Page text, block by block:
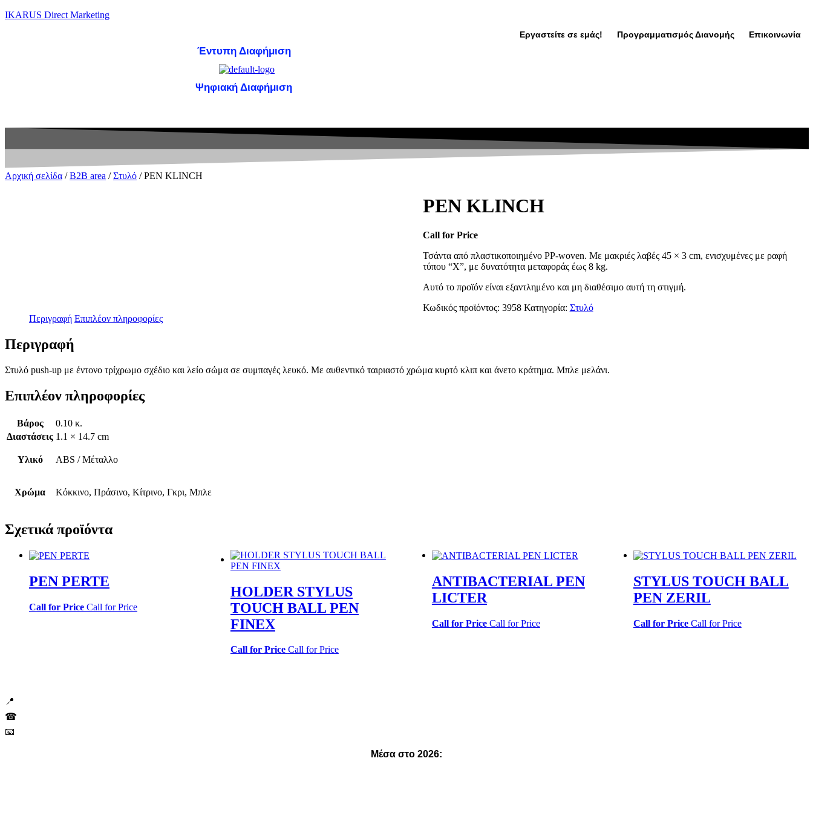
IKARUS Direct Marketing
Εργαστείτε σε εμάς! Προγραμματισμός Διανομής Επικοινωνία
Έντυπη Διαφήμιση
Ψηφιακή Διαφήμιση
Αρχική σελίδα /B2B area /Στυλό / PEN KLINCH
PEN KLINCH
Call for Price
Τσάντα από πλαστικοποιημένο PP-woven. Με μακριές λαβές 45 × 3 cm, ενισχυμένες με ραφή
τύπου “X”, με δυνατότητα μεταφοράς έως 8 kg.
Αυτό το προϊόν είναι εξαντλημένο και μη διαθέσιμο αυτή τη στιγμή.
Κωδικός προϊόντος: 3958 Κατηγορία: Στυλό
Περιγραφή Επιπλέον πληροφορίες
Περιγραφή
Στυλό push-up με έντονο τρίχρωμο σχέδιο και λείο σώμα σε συμπαγές λευκό. Με αυθεντικό ταιριαστό χρώμα κυρτό κλιπ και άνετο κράτημα. Μπλε μελάνι.
Επιπλέον πληροφορίες
Βάρος
0.10 κ.
Διαστάσεις 1.1 × 14.7 cm
Υλικό ABS / Μέταλλο
Χρώμα Κόκκινο, Πράσινο, Κίτρινο, Γκρι, Μπλε
Σχετικά προϊόντα
PEN PERTE
Call for Price Call for Price
HOLDER STYLUS
TOUCH BALL PEN
FINEX
Call for Price Call for Price
ANTIBACTERIAL PEN
LICTER
Call for Price Call for Price
STYLUS TOUCH BALL
PEN ZERIL
Call for Price Call for Price
📍
☎
📧
Μέσα στο 2026: